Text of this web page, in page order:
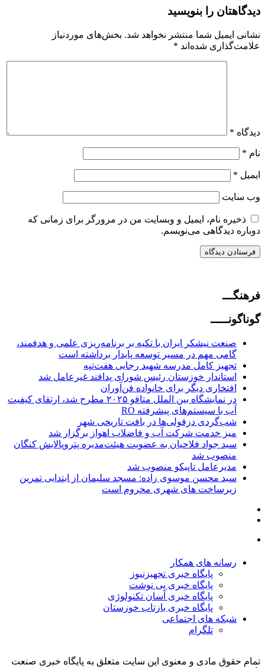
دیدگاهتان را بنویسید
نشانی ایمیل شما منتشر نخواهد شد. بخش‌های موردنیاز
علامت‌گذاری شده‌اند *
دیدگاه *
نام *
ایمیل *
وب‌ سایت
ذخیره نام، ایمیل و وبسایت من در مرورگر برای زمانی که
دوباره دیدگاهی می‌نویسم.
فرهنگـــ
گوناگونـــــ
صنعت نیشکر ایران با تکیه بر برنامه‌ریزی علمی و هدفمند،
گامی مهم در مسیر توسعه پایدار برداشته است
تجهیز کامل مدرسه شهید رجایی هفت‌تپه
استاندار خوزستان رئیس شورای پدافند غیرعامل شد
افتخاری دیگر برای خانواده فن‌آوران
در نمایشگاه بین الملل متافو ۲۰۲۵ مطرح شد، ارتقای کیفیت
آب با سیستم‌های پیشرفته RO
شب‌گردی دزفولی‌ها در بافت‌ تاریخی شهر
میز خدمت شرکت آب و فاضلاب اهواز برگزار شد
سید جواد فلاحیان به عضویت هیئت‌مدیره پتروپالایش کنگان
منصوب شد
مدیرعامل تاپیکو منصوب شد
سید محسن موسوی زاده: مسجد سلیمان از ابتدایی تمرین
زیرساخت های شهری محروم است
رسانه های همکار
پایگاه خبری تجهیزنیوز
پایگاه خبری پی نوشت
پایگاه خبری آسان تکنولوژی
پایگاه خبری بازتاب خوزستان
شبکه های اجتماعی
تلگرام
تمام حقوق مادی و معنوی این سایت متعلق به پایگاه خبری صنعت